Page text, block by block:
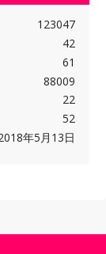
123047
42
61
88009
22
52
年5月13日